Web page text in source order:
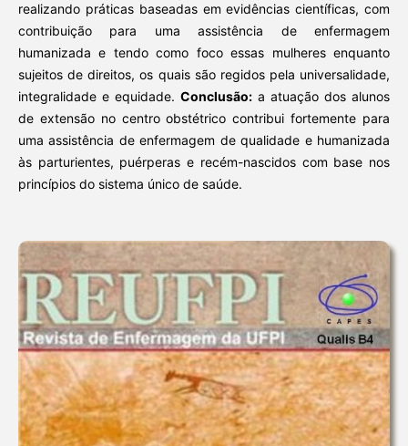
realizando práticas baseadas em evidências científicas, com
contribuição para uma assistência de enfermagem
humanizada e tendo como foco essas mulheres enquanto
sujeitos de direitos, os quais são regidos pela universalidade,
integralidade e equidade. Conclusão: a atuação dos alunos
de extensão no centro obstétrico contribui fortemente para
uma assistência de enfermagem de qualidade e humanizada
às parturientes, puérperas e recém-nascidos com base nos
princípios do sistema único de saúde.